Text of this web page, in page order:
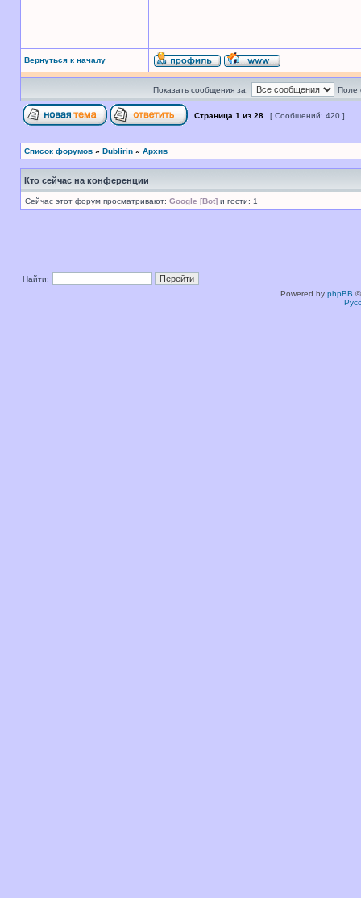
Вернуться к началу
Показать сообщения за: Поле
Страница 1 из 28 [ Сообщений: 420 ]
Список форумов » Dublirin » Архив
Кто сейчас на конференции
Сейчас этот форум просматривают: Google [Bot] и гости: 1
Найти:
Powered by phpBB